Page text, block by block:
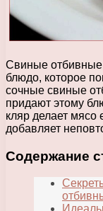
Свиные отбивные
блюдо, которое
сочные свиные
придают этому
кляр делает
добавляет
Содержание